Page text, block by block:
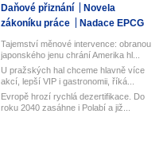
Daňové přiznání
Novela
zákoníku práce
Nadace EPCG
Tajemství měnové intervence: obranou
japonského jenu chrání Amerika hl...
U pražských hal chceme hlavně více
akcí, lepší VIP i gastronomii, říká...
Evropě hrozí rychlá dezertifikace. Do
roku 2040 zasáhne i Polabí a již...